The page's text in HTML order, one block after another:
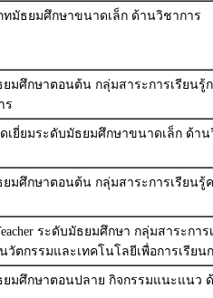
ทมัธยมศึกษาขนาดเล็ก ด้านวิชาการ
มศึกษาตอนต้น กลุ่มสาระการเรียนรู้
ร
เยี่ยมระดับมัธยมศึกษาขนาดเล็ก ด้าน
ยมศึกษาตอนต้น กลุ่มสาระการเรียน
ระดับมัธยมศึกษา กลุ่มสาระกา
ตกรรมและเทคโนโลยีเพื่อการเรียน
ยมศึกษาตอนปลาย กิจกรรมแนะแนว